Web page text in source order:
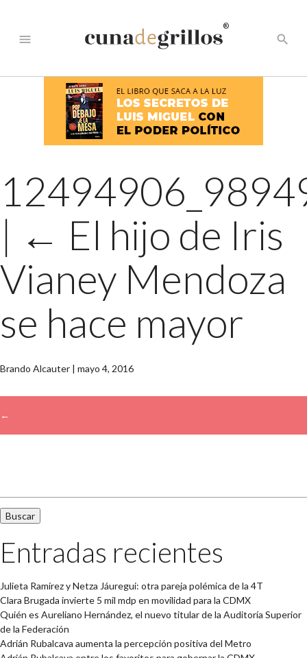
menu
®
search
| ← El hijo de Iris
Vianey Mendoza
se hace mayor
Brando Alcauter | mayo 4, 2016
←
Entradas recientes
Julieta Ramírez y Netza Jáuregui: otra pareja polémica de la 4T
Clara Brugada invierte 5 mil mdp en movilidad para la CDMX
Quién es Aureliano Hernández, el nuevo titular de la Auditoría Superior
de la Federación
Adrián Rubalcava aumenta la percepción positiva del Metro